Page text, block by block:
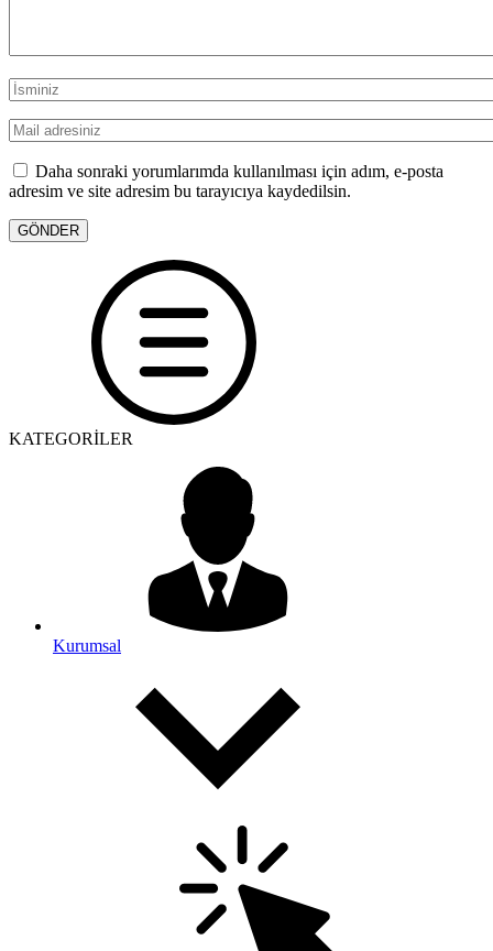
Daha sonraki yorumlarımda kullanılması için adım, e-posta
adresim ve site adresim bu tarayıcıya kaydedilsin.
KATEGORİLER
Kurumsal